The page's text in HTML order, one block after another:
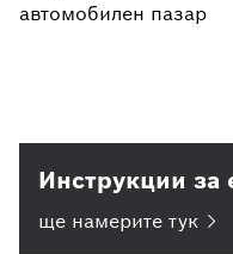
автомобилен пазар
Инструкции за
ще намерите тук